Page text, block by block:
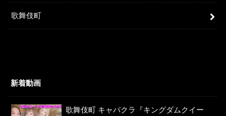
歌舞伎町
新着動画
歌舞伎町 キャバクラ『キングダムクイー